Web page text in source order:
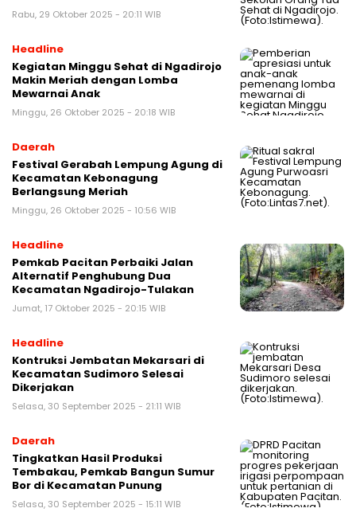
Rabu, 29 Oktober 2025 - 20:11 WIB
Headline
Kegiatan Minggu Sehat di Ngadirojo
Makin Meriah dengan Lomba
Mewarnai Anak
Minggu, 26 Oktober 2025 - 20:18 WIB
Daerah
Festival Gerabah Lempung Agung di
Kecamatan Kebonagung
Berlangsung Meriah
Minggu, 26 Oktober 2025 - 10:56 WIB
Headline
Pemkab Pacitan Perbaiki Jalan
Alternatif Penghubung Dua
Kecamatan Ngadirojo-Tulakan
Jumat, 17 Oktober 2025 - 20:15 WIB
Headline
Kontruksi Jembatan Mekarsari di
Kecamatan Sudimoro Selesai
Dikerjakan
Selasa, 30 September 2025 - 21:11 WIB
Daerah
Tingkatkan Hasil Produksi
Tembakau, Pemkab Bangun Sumur
Bor di Kecamatan Punung
Selasa, 30 September 2025 - 15:11 WIB